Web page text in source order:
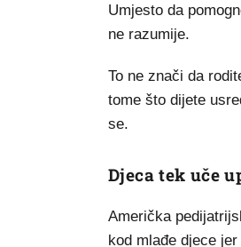
Umjesto da
ne razumije.
To ne znači da
tome što dijete
se.
Djeca tek uče
Američka
kod mlađe djece